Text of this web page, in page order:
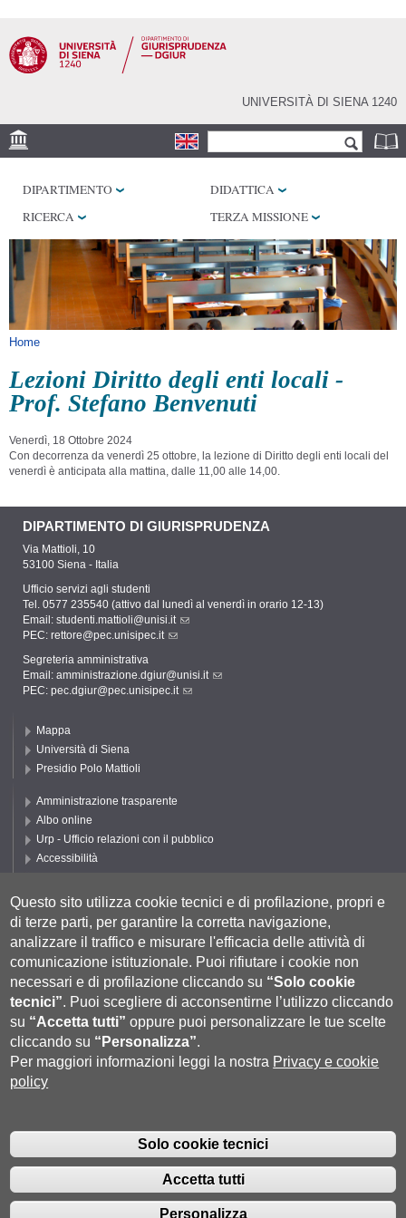
contenuto
principale
UNIVERSITÀ DI SIENA 1240
Form di ricerca
BIBLIOTECHE
SERVIZI
DIPARTIMENTO
DIDATTICA
RICERCA
TERZA MISSIONE
Tu sei qui
Home
Lezioni Diritto degli enti locali -
Prof. Stefano Benvenuti
Venerdì, 18 Ottobre 2024
Con decorrenza da venerdì 25 ottobre, la lezione di Diritto degli enti locali del
venerdì è anticipata alla mattina, dalle 11,00 alle 14,00.
DIPARTIMENTO DI GIURISPRUDENZA
Via Mattioli, 10
53100 Siena - Italia
Ufficio servizi agli studenti
Tel. 0577 235540 (attivo dal lunedì al venerdì in orario 12-13)
Email: studenti.mattioli@unisi.it
PEC: rettore@pec.unisipec.it
Segreteria amministrativa
Email: amministrazione.dgiur@unisi.it
PEC: pec.dgiur@pec.unisipec.it
Mappa
Università di Siena
Presidio Polo Mattioli
Amministrazione trasparente
Albo online
Urp - Ufficio relazioni con il pubblico
Accessibilità
Cookie settings
Segui UNISI
P.IVA 00273530527 | C.F. 80002070524 |Coordinate bancarie|Caselle
Pec: Posta Elettronica Certificata|Fatturazione Elettronica
- URP - Ufficio Relazioni con il Pubblico Tel.
0577 235555 (dal lunedì al venerdì dalle 9.30 alle 10.30)
Questo sito utilizza cookie tecnici e di profilazione, propri e
di terze parti, per garantire la corretta navigazione,
analizzare il traffico e misurare l'efficacia delle attività di
comunicazione istituzionale. Puoi rifiutare i cookie non
necessari e di profilazione cliccando su “Solo cookie
tecnici”. Puoi scegliere di acconsentirne l’utilizzo cliccando
su “Accetta tutti” oppure puoi personalizzare le tue scelte
cliccando su “Personalizza”.
Per maggiori informazioni leggi la nostra Privacy e cookie
policy
Solo cookie tecnici
Accetta tutti
Personalizza